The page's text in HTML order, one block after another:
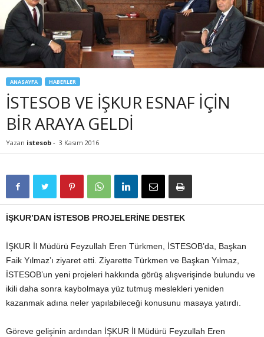
ANASAYFA HABERLER
İSTESOB VE İŞKUR ESNAF İÇİN
BİR ARAYA GELDİ
Yazan istesob - 3 Kasım 2016
İŞKUR’DAN İSTESOB PROJELERİNE DESTEK
İŞKUR İl Müdürü Feyzullah Eren Türkmen, İSTESOB’da, Başkan
Faik Yılmaz’ı ziyaret etti. Ziyarette Türkmen ve Başkan Yılmaz,
İSTESOB’un yeni projeleri hakkında görüş alışverişinde bulundu ve
ikili daha sonra kaybolmaya yüz tutmuş meslekleri yeniden
kazanmak adına neler yapılabileceği konusunu masaya yatırdı.
Göreve gelişinin ardından İŞKUR İl Müdürü Feyzullah Eren